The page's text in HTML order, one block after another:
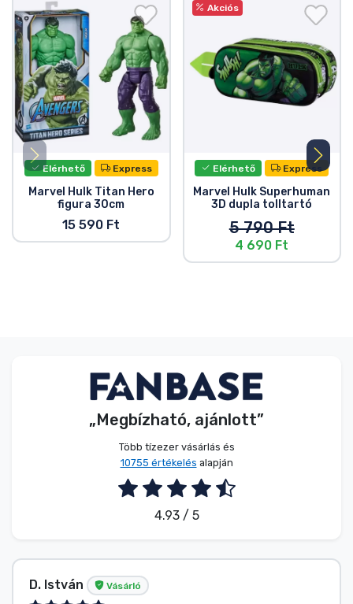
Elérhető Express
Marvel Hulk Titan Hero
figura 30cm
15 590 Ft
Akciós
Elérhető Express
Marvel Hulk Superhuman
3D dupla tolltartó
5 790 Ft
4 690 Ft
„Megbízható, ajánlott”
Több tízezer vásárlás és
10755 értékelés alapján
4.93 / 5
D. István Vásárló